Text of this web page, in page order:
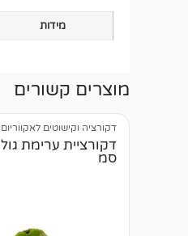
מידות
מוצרים קשורים
דקורציה וקישוטים לאקווריום
סמ